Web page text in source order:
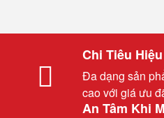
Chi Tiêu
Đa dạng sản
cao với giá ưu
An Tâm Khi